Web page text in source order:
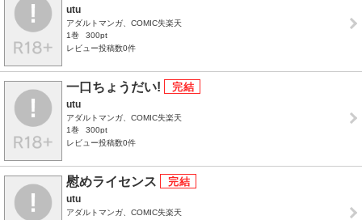
utu
アダルトマンガ、COMIC失楽天
1巻
300pt
レビュー投稿数0件
一口ちょうだい!
utu
アダルトマンガ、COMIC失楽天
1巻
300pt
レビュー投稿数0件
慰めライセンス
utu
アダルトマンガ、COMIC失楽天